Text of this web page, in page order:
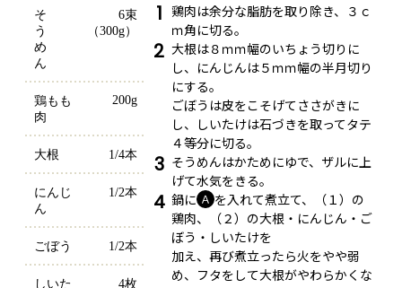
そ
う
め
ん
6束
（300g）
鶏もも
肉
200g
大根 1/4本
にんじ
ん
1/2本
ごぼう 1/2本
しいた 4枚
1 鶏肉は余分な脂肪を取り除き、３ｃ
ｍ角に切る。
2 大根は８ｍｍ幅のいちょう切りに
し、にんじんは５ｍｍ幅の半月切り
にする。
ごぼうは皮をこそげてささがきに
し、しいたけは石づきを取ってタテ
４等分に切る。
3 そうめんはかためにゆで、ザルに上
げて水気をきる。
4 鍋に Ａ を入れて煮立て、（１）の
鶏肉、（２）の大根・にんじん・ご
ぼう・しいたけを
加え、再び煮立ったら火をやや弱
め、フタをして大根がやわらかくな